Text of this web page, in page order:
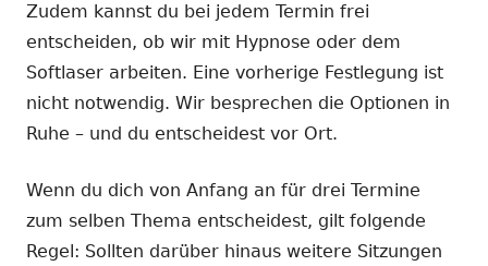
Zudem kannst du bei jedem Termin frei
entscheiden, ob wir mit Hypnose oder dem
Softlaser arbeiten. Eine vorherige Festlegung ist
nicht notwendig. Wir besprechen die Optionen in
Ruhe – und du entscheidest vor Ort.
Wenn du dich von Anfang an für drei Termine
zum selben Thema entscheidest, gilt folgende
Regel: Sollten darüber hinaus weitere Sitzungen